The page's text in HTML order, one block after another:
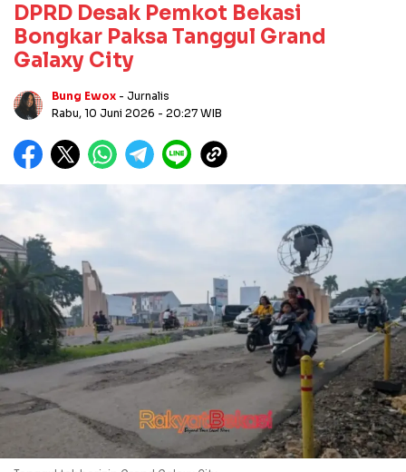
DPRD Desak Pemkot Bekasi
Bongkar Paksa Tanggul Grand
Galaxy City
Bung Ewox - Jurnalis
Rabu, 10 Juni 2026 - 20:27 WIB